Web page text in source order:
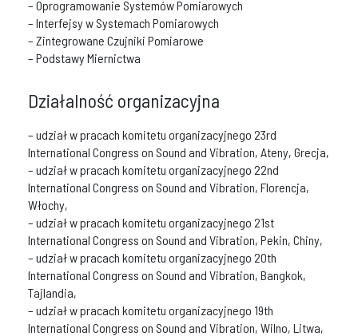
– Oprogramowanie Systemów Pomiarowych
– Interfejsy w Systemach Pomiarowych
– Zintegrowane Czujniki Pomiarowe
– Podstawy Miernictwa
Działalność organizacyjna
– udział w pracach komitetu organizacyjnego 23rd
International Congress on Sound and Vibration, Ateny, Grecja,
– udział w pracach komitetu organizacyjnego 22nd
International Congress on Sound and Vibration, Florencja,
Włochy,
– udział w pracach komitetu organizacyjnego 21st
International Congress on Sound and Vibration, Pekin, Chiny,
– udział w pracach komitetu organizacyjnego 20th
International Congress on Sound and Vibration, Bangkok,
Tajlandia,
– udział w pracach komitetu organizacyjnego 19th
International Congress on Sound and Vibration, Wilno, Litwa,